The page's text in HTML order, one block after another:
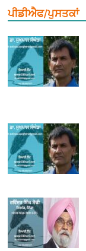
ਪੀਡੀਐਫ/ਪੁਸਤਕਾਂ